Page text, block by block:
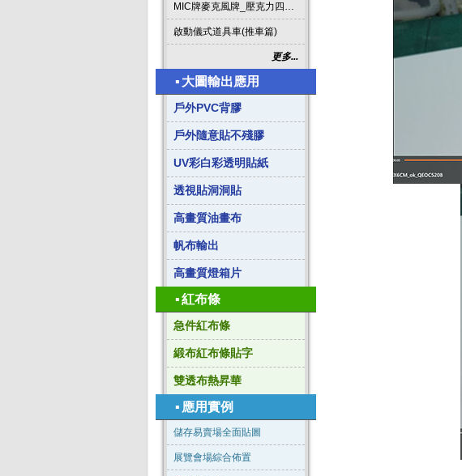
MIC牌麥克風牌_壓克力四方形
啟動儀式道具車(推車篇)
更多...
▪ 大圖輸出應用
戶外PVC背膠
戶外隨意貼不殘膠
UV彩白彩透明貼紙
透視貼洞洞貼
高畫質油畫布
帆布輸出
高畫質燈箱片
▪紅布條
急件紅布條
緞布紅布條貼字
雙透布熱昇華
▪ 應用實例
儲存易賣場全面貼圖
展覽會場綜合佈置